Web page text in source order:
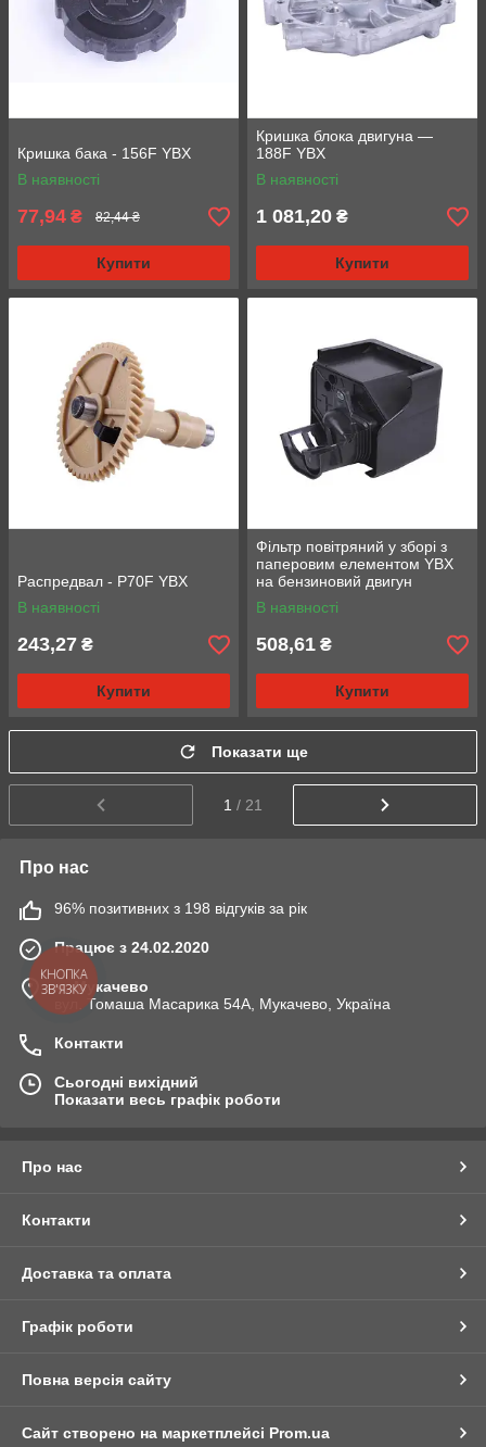
Кришка бака - 156F YBX
В наявності
77,94 ₴ 82,44 ₴
Купити
Кришка блока двигуна —
188F YBX
В наявності
1 081,20 ₴
Купити
Распредвал - P70F YBX
В наявності
243,27 ₴
Купити
Фільтр повітряний у зборі з
паперовим елементом YBX
на бензиновий двигун
188F/190F/192F
В наявності
508,61 ₴
Купити
Показати ще
1 / 21
Про нас
96% позитивних з 198 відгуків за рік
Працює з 24.02.2020
м. Мукачево
вул. Томаша Масарика 54А, Мукачево, Україна
Контакти
Сьогодні вихідний
Показати весь графік роботи
Про нас
Контакти
Доставка та оплата
Графік роботи
Повна версія сайту
Сайт створено на маркетплейсі Prom.ua
КНОПКА
ЗВ'ЯЗКУ